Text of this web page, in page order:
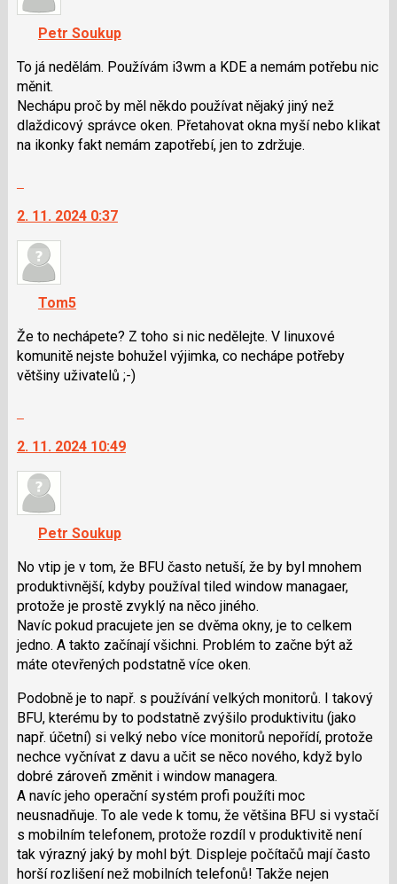
předchozí
nový
navigaci
lze
použít
i
klávesy
N
pro
pro
předchozí
nový
názor
Petr Soukup
To já nedělám. Používám i3wm a KDE a nemám potřebu nic
měnit.
Nechápu proč by měl někdo používat nějaký jiný než
dlaždicový správce oken. Přetahovat okna myší nebo klikat
na ikonky fakt nemám zapotřebí, jen to zdržuje.
další
nový
názor.
navigaci
lze
použít
i
klávesy
a
P
pro
předchozí
nový
2. 11. 2024 0:37
Tom5
Že to nechápete? Z toho si nic nedělejte. V linuxové
komunitě nejste bohužel výjimka, co nechápe potřeby
většiny uživatelů ;-)
další
nový
názor.
navigaci
lze
použít
i
klávesy
N
pro
následující
P
pro
předchozí
nový
názor
2. 11. 2024 10:49
Petr Soukup
No vtip je v tom, že BFU často netuší, že by byl mnohem
produktivnější, kdyby používal tiled window managaer,
protože je prostě zvyklý na něco jiného.
Navíc pokud pracujete jen se dvěma okny, je to celkem
jedno. A takto začínají všichni. Problém to začne být až
máte otevřených podstatně více oken.
Podobně je to např. s používání velkých monitorů. I takový
BFU, kterému by to podstatně zvýšilo produktivitu (jako
např. účetní) si velký nebo více monitorů nepořídí, protože
nechce vyčnívat z davu a učit se něco nového, když bylo
dobré zároveň změnit i window managera.
A navíc jeho operační systém profi použíti moc
neusnadňuje. To ale vede k tomu, že většina BFU si vystačí
s mobilním telefonem, protože rozdíl v produktivitě není
tak výrazný jaký by mohl být. Displeje počítačů mají často
horší rozlišení než mobilních telefonů! Takže nejen